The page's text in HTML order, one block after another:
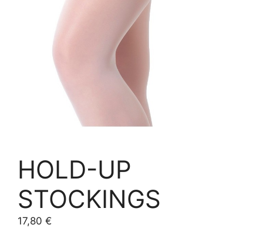
HOLD-UP
STOCKINGS
17,80 €